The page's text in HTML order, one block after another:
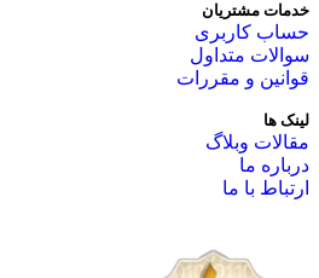
خدمات مشتریان
حساب کاربری
سوالات متداول
قوانین و مقررات
لینک ها
مقالات وبلاگ
درباره ما
ارتباط با ما